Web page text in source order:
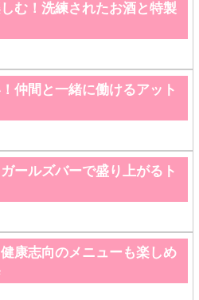
む！洗練されたお酒と特製
仲間と一緒に働けるアット
ールズバーで盛り上がるト
康志向のメニューも楽しめ